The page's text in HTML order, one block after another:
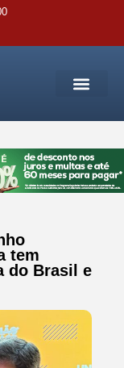
tem
do Brasil e